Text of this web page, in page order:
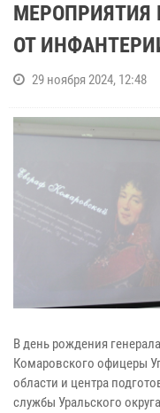
МЕРОПРИЯТИЯ
ОТ
29 ноября 2024, 12:48
В день рождения
Комаровского офицеры
области и центра
службы Уральского